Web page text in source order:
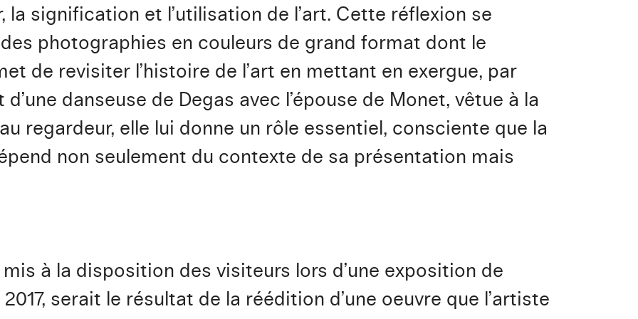
la signification et l’utilisation de l’art. Cette réflexion se
photographies en couleurs de grand format dont le
de revisiter l’histoire de l’art en mettant en exergue, par
danseuse de Degas avec l’épouse de Monet, vêtue à la
regardeur, elle lui donne un rôle essentiel, consciente que la
non seulement du contexte de sa présentation mais
mis à la disposition des visiteurs lors d’une exposition de
serait le résultat de la réédition d’une oeuvre que l’artiste